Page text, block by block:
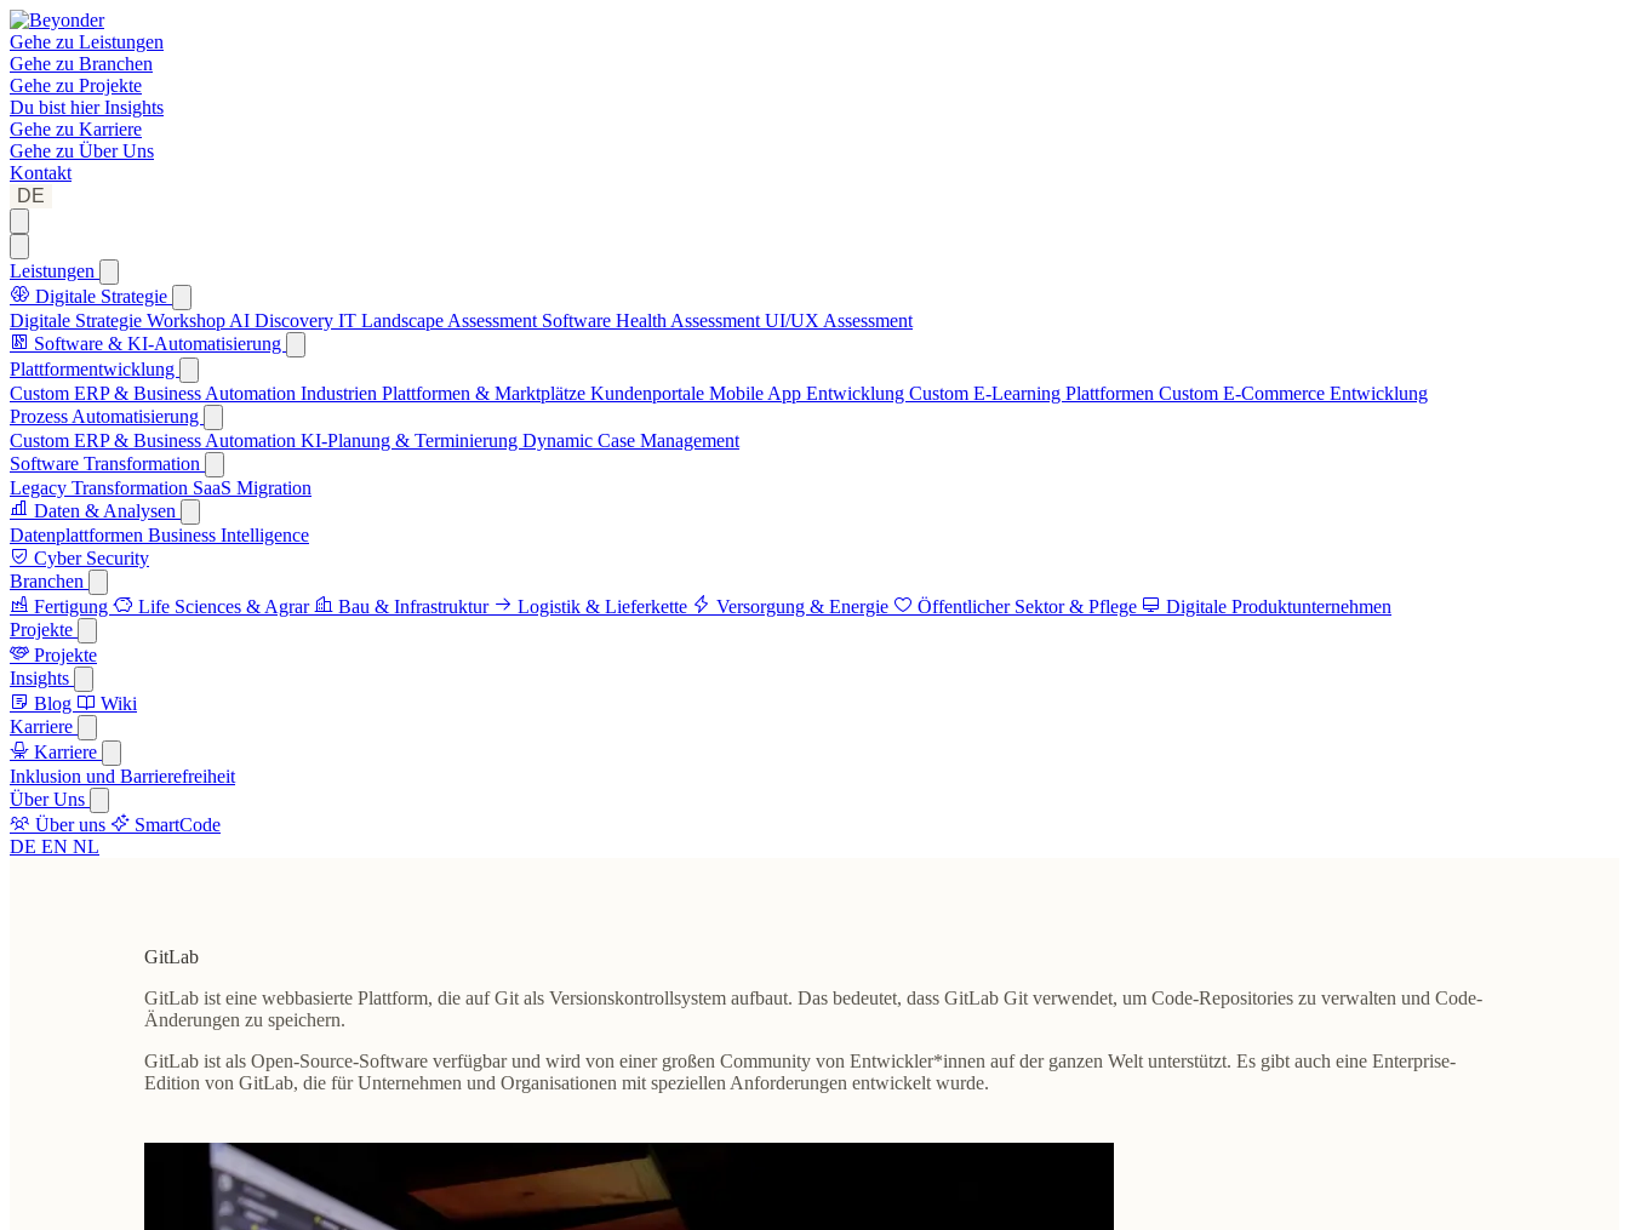
Gehe zu Leistungen
Gehe zu Branchen
Gehe zu Projekte
Du bist hierInsights
Gehe zu Karriere
Gehe zu Über Uns
Kontakt
DE
Leistungen
Digitale Strategie
Digitale Strategie Workshop AI Discovery IT Landscape Assessment Software Health Assessment UI/UX Assessment
Software & KI-Automatisierung
Plattformentwicklung
Custom ERP & Business Automation Industrien Plattformen & Marktplätze Kundenportale Mobile App Entwicklung Custom E-Learning Plattformen Custom E-Commerce Entwicklung
Prozess Automatisierung
Custom ERP & Business Automation KI-Planung & Terminierung Dynamic Case Management
Software Transformation
Legacy Transformation SaaS Migration
Daten & Analysen
Datenplattformen Business Intelligence
Cyber Security
Branchen
Fertigung
Life Sciences & Agrar Bau & Infrastruktur Logistik & Lieferkette Versorgung & Energie Öffentlicher Sektor & Pflege
Digitale Produktunternehmen
Projekte
Projekte
Insights
Blog
Wiki
Karriere
Karriere
Inklusion und Barrierefreiheit
Über Uns
Über uns
SmartCode
DE EN NL
GitLab
GitLab ist eine webbasierte Plattform, die auf Git als Versionskontrollsystem aufbaut. Das bedeutet, dass GitLab Git verwendet, um Code-Repositories zu verwalten und Code-
Änderungen zu speichern.
GitLab ist als Open-Source-Software verfügbar und wird von einer großen Community von Entwickler*innen auf der ganzen Welt unterstützt. Es gibt auch eine Enterprise-
Edition von GitLab, die für Unternehmen und Organisationen mit speziellen Anforderungen entwickelt wurde.